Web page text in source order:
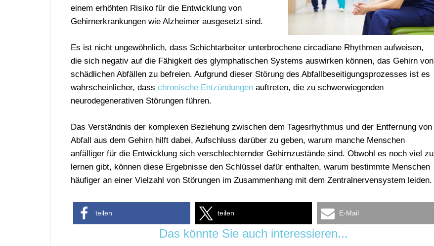
einem erhöhten Risiko für die Entwicklung von
Gehirnerkrankungen wie Alzheimer ausgesetzt sind.
Es ist nicht ungewöhnlich, dass Schichtarbeiter unterbrochene circadiane Rhythmen aufweisen,
die sich negativ auf die Fähigkeit des glymphatischen Systems auswirken können, das Gehirn von
schädlichen Abfällen zu befreien. Aufgrund dieser Störung des Abfallbeseitigungsprozesses ist es
wahrscheinlicher, dass chronische Entzündungen auftreten, die zu schwerwiegenden
neurodegenerativen Störungen führen.
Das Verständnis der komplexen Beziehung zwischen dem Tagesrhythmus und der Entfernung von
Abfall aus dem Gehirn hilft dabei, Aufschluss darüber zu geben, warum manche Menschen
anfälliger für die Entwicklung sich verschlechternder Gehirnzustände sind. Obwohl es noch viel zu
lernen gibt, können diese Ergebnisse den Schlüssel dafür enthalten, warum bestimmte Menschen
häufiger an einer Vielzahl von Störungen im Zusammenhang mit dem Zentralnervensystem leiden.
teilen teilen E-Mail
Das könnte Sie auch interessieren...